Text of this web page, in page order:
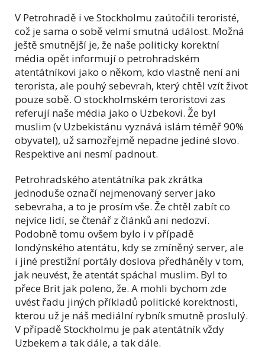
V Petrohradě i ve Stockholmu zaútočili teroristé,
což je sama o sobě velmi smutná událost. Možná
ještě smutnější je, že naše politicky korektní
média opět informují o petrohradském
atentátníkovi jako o někom, kdo vlastně není ani
terorista, ale pouhý sebevrah, který chtěl vzít život
pouze sobě. O stockholmském teroristovi zas
referují naše média jako o Uzbekovi. Že byl
muslim (v Uzbekistánu vyznává islám téměř 90%
obyvatel), už samozřejmě nepadne jediné slovo.
Respektive ani nesmí padnout.
Petrohradského atentátníka pak zkrátka
jednoduše označí nejmenovaný server jako
sebevraha, a to je prosím vše. Že chtěl zabít co
nejvíce lidí, se čtenář z článků ani nedozví.
Podobně tomu ovšem bylo i v případě
londýnského atentátu, kdy se zmíněný server, ale
i jiné prestižní portály doslova předháněly v tom,
jak neuvést, že atentát spáchal muslim. Byl to
přece Brit jak poleno, že. A mohli bychom zde
uvést řadu jiných příkladů politické korektnosti,
kterou už je náš mediální rybník smutně proslulý.
V případě Stockholmu je pak atentátník vždy
Uzbekem a tak dále, a tak dále.